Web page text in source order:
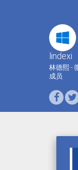
lindexi
林德熙 -
成员